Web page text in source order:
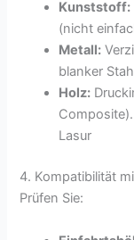
Kunststoff:
(nicht
Metall:
blanker
Holz:
Lasur
4. Kompatibilität
Prüfen Sie: